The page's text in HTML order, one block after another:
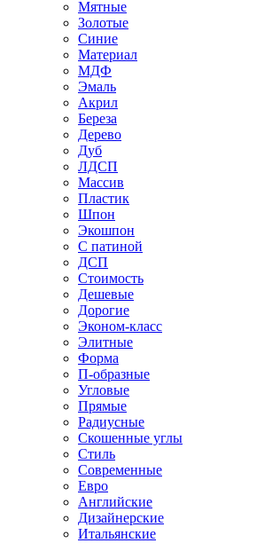
Мятные
Золотые
Синие
Материал
МДФ
Эмаль
Акрил
Береза
Дерево
Дуб
ЛДСП
Массив
Пластик
Шпон
Экошпон
С патиной
ДСП
Стоимость
Дешевые
Дорогие
Эконом-класс
Элитные
Форма
П-образные
Угловые
Прямые
Радиусные
Скошенные углы
Стиль
Современные
Евро
Английские
Дизайнерские
Итальянские